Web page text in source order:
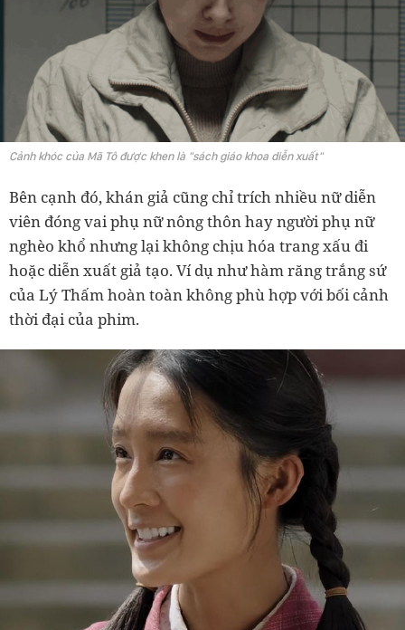
Cảnh khóc của Mã Tô được khen là "sách giáo khoa diễn xuất"
Bên cạnh đó, khán giả cũng chỉ trích nhiều nữ diễn
viên đóng vai phụ nữ nông thôn hay người phụ nữ
nghèo khổ nhưng lại không chịu hóa trang xấu đi
hoặc diễn xuất giả tạo. Ví dụ như hàm răng trắng sứ
của Lý Thấm hoàn toàn không phù hợp với bối cảnh
thời đại của phim.